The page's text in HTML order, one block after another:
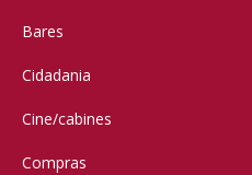
Bares
Cidadania
Cine/cabines
Compras